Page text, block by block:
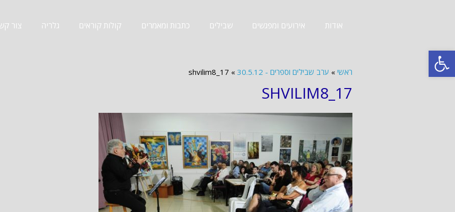
פתח סרגל נגישות
אודות אירועים ומפגשים שבילים כתבות ומאמרים קולות קוראים גלריה צור
ראשי » ערב שבילים וספרים - 30.5.12 »
shvilim8_17
SHVILIM8_17